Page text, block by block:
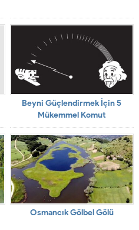
Beyni Güçlendirmek İçin 5
Mükemmel Komut
Osmancık Gölbel Gölü